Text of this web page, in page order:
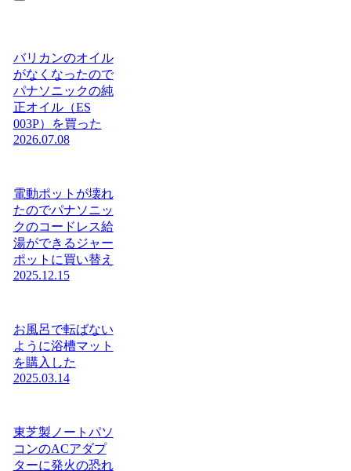
バリカンのオイル
がなくなったので
パナソニックの純
正オイル（ES
003P）を買った
2026.07.08
電動ポットが壊れ
たのでパナソニッ
クのコードレス給
湯ができるジャー
ポットに買い替え
2025.12.15
お風呂で転ばない
ように浴槽マット
を購入した
2025.03.14
東芝製ノートパソ
コンのACアダプ
ターに発火の恐れ